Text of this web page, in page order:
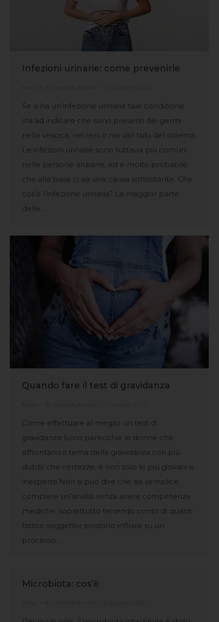
Infezioni urinarie: come prevenirle
Se si ha un’infezione urinaria tale condizione
sta ad indicare che sono presenti dei germi
nella vescica, nei reni o nei vari tubi del sistema.
Le infezioni urinarie sono tuttavia più comuni
nelle persone anziane, ed è molto probabile
che alla base ci sia una causa sottostante. Che
cos’è l’infezione urinaria? La maggior parte
delle…
Quando fare il test di gravidanza
Come effettuare al meglio un test di
gravidanza Sono parecchie le donne che
affrontano il tema della gravidanza con più
dubbi che certezze, e non solo le più giovani e
inesperte.Non si può dire che sia semplice
compiere un’analisi senza avere competenze
mediche, soprattutto tenendo conto di quanti
fattori soggettivi possono influire su un
processo…
Microbiota: cos’è